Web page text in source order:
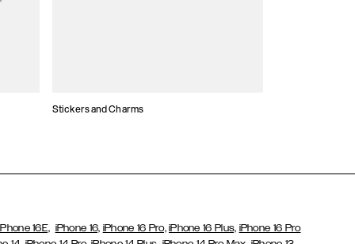
Stickers and Charms
16E, iPhone 16, iPhone 16 Pro, iPhone 16 Plus, iPhone 16 Pro